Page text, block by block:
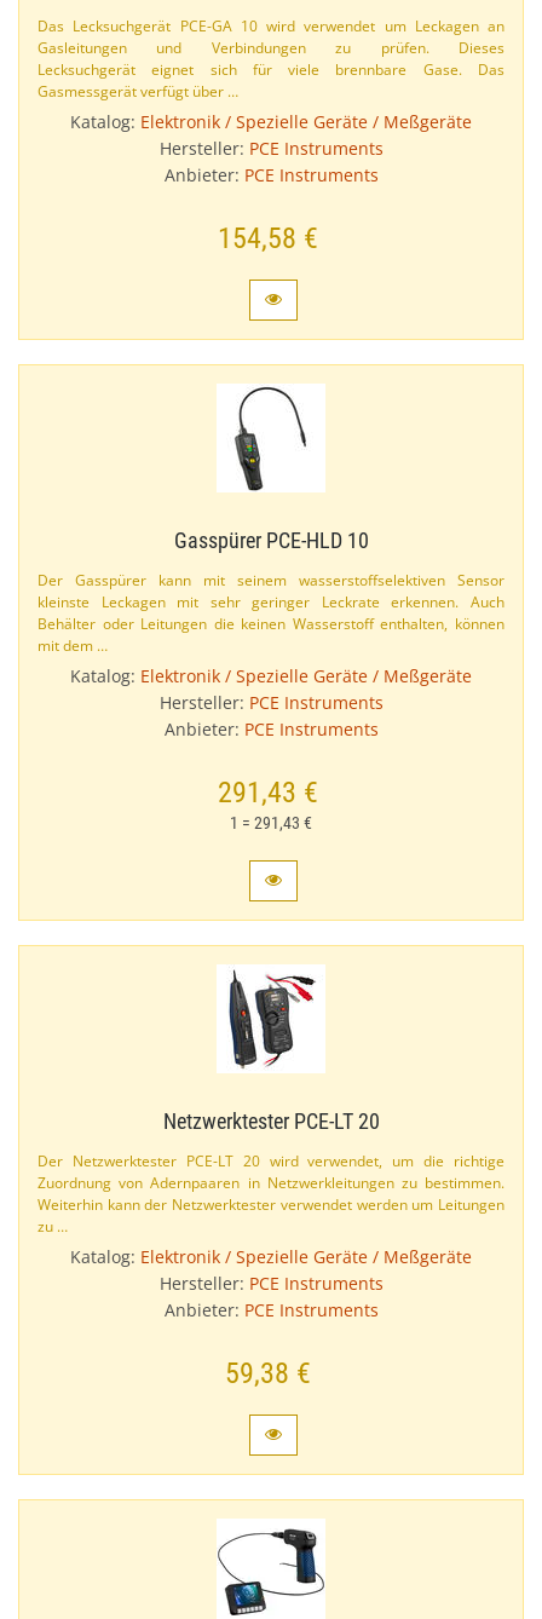
Das Lecksuchgerät PCE-​GA 10 wird verwendet um Leckagen an
Gasleitungen und Verbindungen zu prüfen. Dieses
Lecksuchgerät eignet sich für viele brennbare Gase. Das
Gasmessgerät verfügt über …
Katalog: Elektronik / Spezielle Geräte / Meßgeräte
Hersteller: PCE Instruments
Anbieter: PCE Instruments
154,58 €
Gasspürer PCE-​HLD 10
Der Gasspürer kann mit seinem wasserstoffselektiven Sensor
kleinste Leckagen mit sehr geringer Leckrate erkennen. Auch
Behälter oder Leitungen die keinen Wasserstoff enthalten, können
mit dem …
Katalog: Elektronik / Spezielle Geräte / Meßgeräte
Hersteller: PCE Instruments
Anbieter: PCE Instruments
291,43 €
1 = 291,43 €
Netzwerktester PCE-​LT 20
Der Netzwerktester PCE-​LT 20 wird verwendet, um die richtige
Zuordnung von Adernpaaren in Netzwerkleitungen zu bestimmen.
Weiterhin kann der Netzwerktester verwendet werden um Leitungen
zu …
Katalog: Elektronik / Spezielle Geräte / Meßgeräte
Hersteller: PCE Instruments
Anbieter: PCE Instruments
59,38 €